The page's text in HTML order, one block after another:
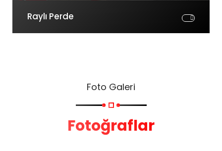
Raylı Perde
Foto Galeri
Fotoğraflar